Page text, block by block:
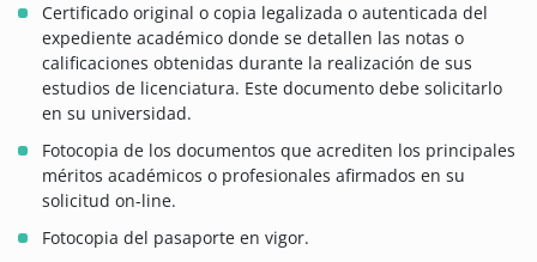
Certificado original o copia legalizada o autenticada del
expediente académico donde se detallen las notas o
calificaciones obtenidas durante la realización de sus
estudios de licenciatura. Este documento debe solicitarlo
en su universidad.
Fotocopia de los documentos que acrediten los principales
méritos académicos o profesionales afirmados en su
solicitud on-line.
Fotocopia del pasaporte en vigor.